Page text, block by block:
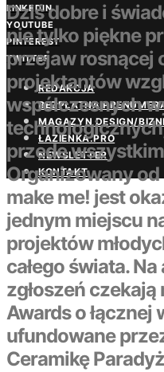
LINKEDIN
YOUTUBE
PINTEREST
TWITTER
REDAKCJA
BEZPŁATNA
MAGAZYN DESIGN/
ŁAZIENKA.PRO
NEWSLETTER
KONTAKT
Dziś dobre i
nie tylko piękne
przejaw rosnącej
projektantów
współczesnych
przede
Organizowany
make me! jest
jednym miejscu
projektów
całego świata.
zgłoszeń
Awards o
ufundowane
Ceramikę